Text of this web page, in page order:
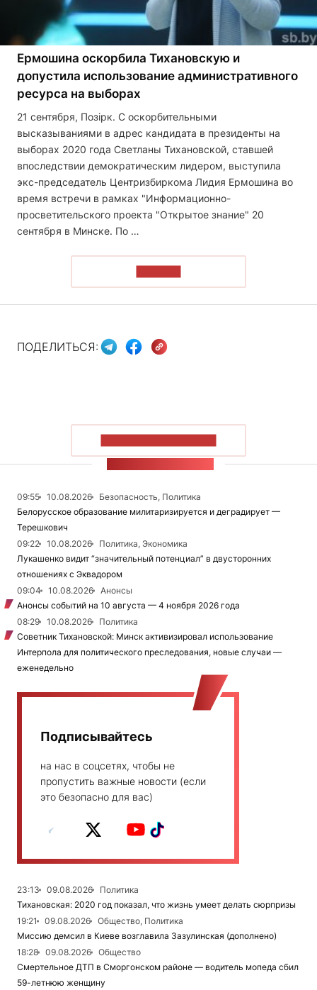
Ермошина оскорбила Тихановскую и
допустила использование административного
ресурса на выборах
21 сентября, Позірк. С оскорбительными
высказываниями в адрес кандидата в президенты на
выборах 2020 года Светланы Тихановской, ставшей
впоследствии демократическим лидером, выступила
экс-председатель Центризбиркома Лидия Ермошина во
время встречи в рамках "Информационно-
просветительского проекта "Открытое знание" 20
сентября в Минске. По …
ПОДЕЛИТЬСЯ:
09:55 10.08.2026
Безопасность, Политика
Белорусское образование милитаризируется и деградирует —
Терешкович
09:22
10.08.2026
Политика, Экономика
Лукашенко видит “значительный потенциал” в двусторонних
отношениях с Эквадором
09:04
10.08.2026
Анонсы
Анонсы событий на 10 августа — 4 ноября 2026 года
08:29
10.08.2026
Политика
Советник Тихановской: Минск активизировал использование
Интерпола для политического преследования, новые случаи —
еженедельно
Подписывайтесь
на нас в соцсетях, чтобы не
пропустить важные новости (если
это безопасно для вас)
23:13 09.08.2026
Политика
Тихановская: 2020 год показал, что жизнь умеет делать сюрпризы
19:21
09.08.2026
Общество, Политика
Миссию демсил в Киеве возглавила Зазулинская (дополнено)
18:28
09.08.2026
Общество
Смертельное ДТП в Сморгонском районе — водитель мопеда сбил
59-летнюю женщину